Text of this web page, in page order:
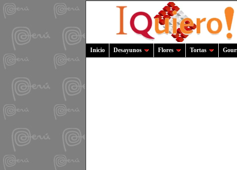
Inicio Desayunos Flores Tortas